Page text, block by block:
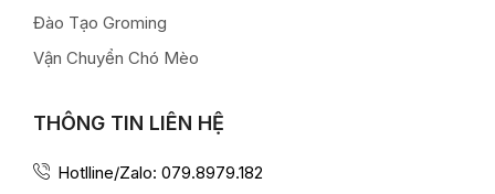
Đào Tạo Groming
Vận Chuyển Chó Mèo
THÔNG TIN LIÊN HỆ
Hotlline/Zalo: 079.8979.182